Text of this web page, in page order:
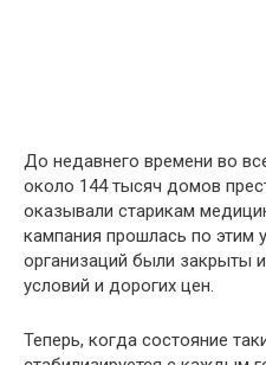
До недавнего времени во
около 144 тысяч домов
оказывали старикам
кампания прошлась по этим
организаций были закрыты
условий и дорогих цен.
Теперь, когда состояние